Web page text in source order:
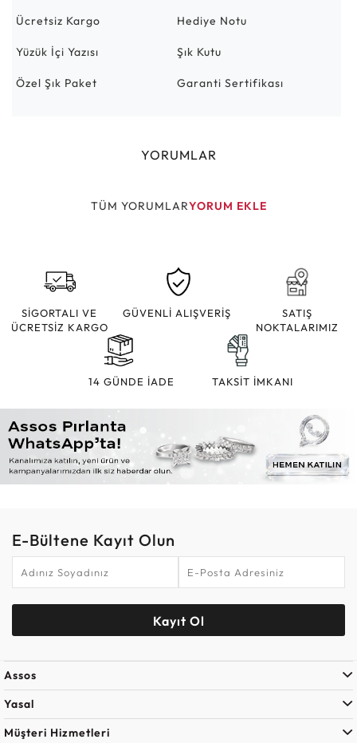
Ücretsiz Kargo Hediye Notu
Yüzük İçi Yazısı Şık Kutu
Özel Şık Paket Garanti Sertifikası
YORUMLAR
TÜM YORUMLARYORUM EKLE
SİGORTALI VE
ÜCRETSİZ KARGO
GÜVENLİ ALIŞVERİŞ
SATIŞ
NOKTALARIMIZ
14 GÜNDE İADE TAKSİT İMKANI
E-Bültene Kayıt Olun
Kayıt Ol
Assos
Yasal
Müşteri Hizmetleri